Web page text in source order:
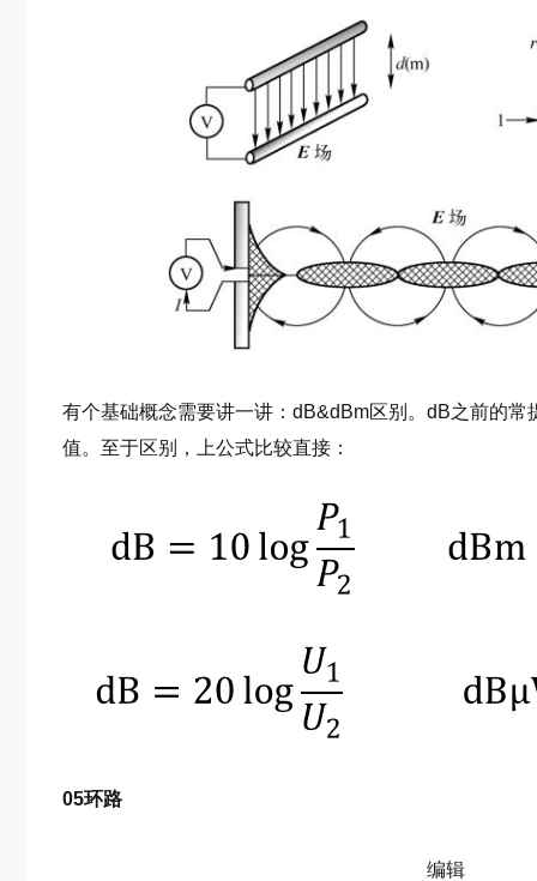
有个基础概念需要讲一讲：dB&dBm区别。dB之前的
值。至于区别，上公式比较直接：
05环路
编辑